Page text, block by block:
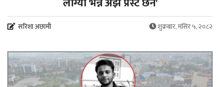
सरिशा अछामी शुक्रबार, मंसिर ५, २०८२